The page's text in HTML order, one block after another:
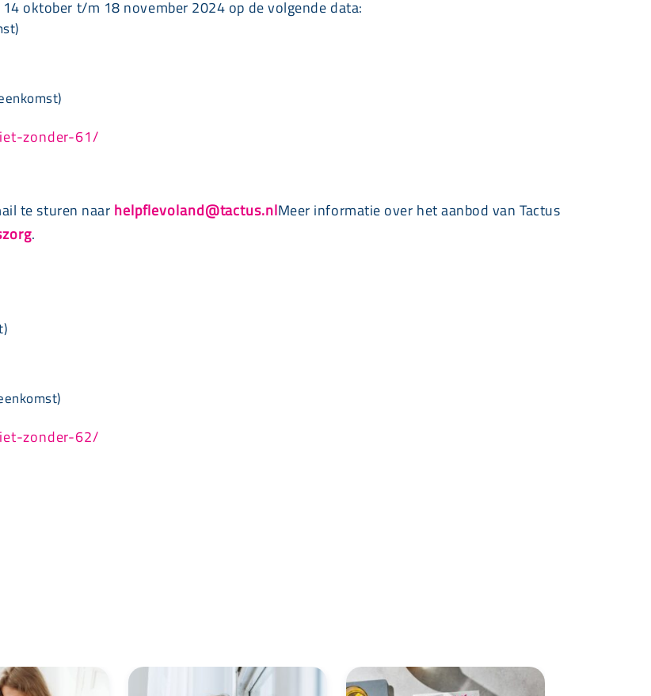
oktober t/m 18 november 2024 op de volgende data:
zonder-61/
te sturen naar helpflevoland@tactus.nlMeer informatie over het aanbod van Tactus
.
zonder-62/